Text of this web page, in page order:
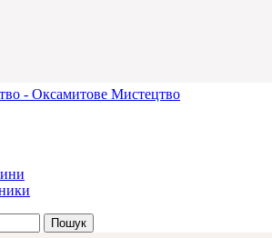
- Оксамитове Мистецтво